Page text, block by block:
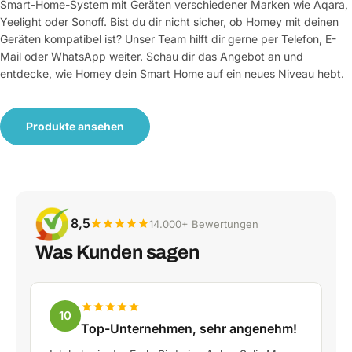
Smart-Home-System mit Geräten verschiedener Marken wie Aqara,
Yeelight oder Sonoff. Bist du dir nicht sicher, ob Homey mit deinen
Geräten kompatibel ist? Unser Team hilft dir gerne per Telefon, E-
Mail oder WhatsApp weiter. Schau dir das Angebot an und
entdecke, wie Homey dein Smart Home auf ein neues Niveau hebt.
Produkte ansehen
8,5 14.000+ Bewertungen
Was Kunden sagen
10
Top-Unternehmen, sehr angenehm!